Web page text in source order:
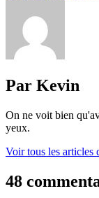
Par Kevin
On ne voit bien
yeux.
Voir tous les articles
48